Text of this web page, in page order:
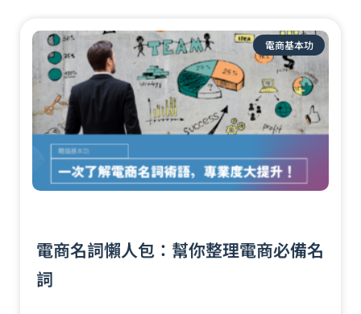
電商基本功
電商名詞懶人包：幫你整理電商必備名
詞
頁
面
頁
面